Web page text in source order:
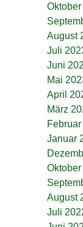
August
Juli
Juni
Mai
April
März
Januar
August
Juli